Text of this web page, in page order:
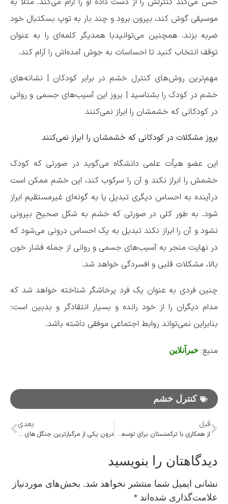
موسیقی گوش کند، بیرون برود و چند بار به توپ بسکتبال خود
ضربه بزند. همچنین می‌توانیدبا همدیگر کلمه‌ای را به عنوان
توقف انتخاب کنید تا احساسات به جوش آمده‌اش را آرام کند.
مهم‌ترین روش‌های کنترل خشم در برابر کودکان | نشانه‌های
خشم در کودک را بشناسید | بروز این آسیب‌های جسمی و روانی
در کودکانی که خشمشان را ابراز نمی‌کنند
بروز مشکلات در کودکانی که خشمشان را ابراز نمی‌کنند
این عضو هیأت علمی دانشگاه می‌گوید در صورتی که کودک
خشمش را ابراز نکند و آن را سرکوب کند، این خشم ممکن است
درآینده به احساس دیگری تبدیل یا به گونه‌ای غیرمستقیم ابراز
شود. به طور کلی در صورتی که خشم به شکل صحیح بیرونی
نشود و آن را ابراز نکند تبدیل به یک احساس درونی می‌شود که
در نهایت منجر به آسیب‌های جسمی و روانی از جمله فشار خون
بالا، مشکلات قلبی و افسردگی خواهد شد.
چنین فردی به عنوان یک فرد پرخاشگر شناخته خواهد شد که
مدام دیگران را از خود رانده و بسیار انتقادگر و بدبین است؛
بنابراین نمی‌تواند روابط اجتماعی موفقی داشته باشد.
منبع: خبرآنلاین
کنترل خشم
قبل
از همکاری با ترکمنستان برای توسعه کریدور شمال &#۸۲۱۱; جنوب تا آغاز حرکت قطارهای تهران &#۸۲۱۱; کربلا
بعدی
درون یکی از مرگبار‌ترین جنگل‌ های جهان چه می‌گذرد؟
دیدگاهتان را بنویسید
نشانی ایمیل شما منتشر نخواهد شد. بخش‌های موردنیاز
علامت‌گذاری شده‌اند *